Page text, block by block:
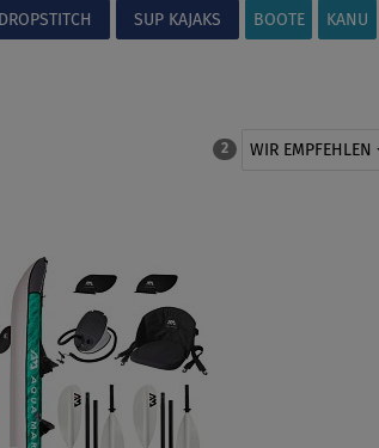
SUP KAJAKS BOOTE KANU
2 WIR EMPFEHLEN